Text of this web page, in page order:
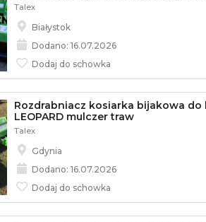
Talex
Białystok
Dodano: 16.07.2026
Dodaj do schowka
Rozdrabniacz kosiarka bijakowa do
LEOPARD mulczer traw
Talex
Gdynia
Dodano: 16.07.2026
Dodaj do schowka